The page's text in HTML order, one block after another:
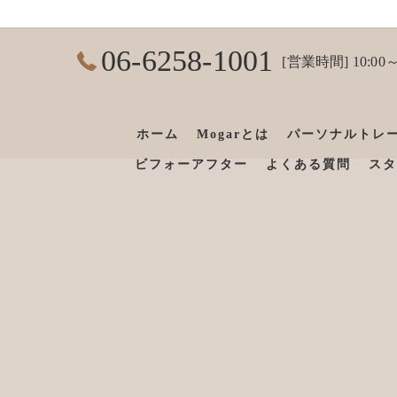
06-6258-1001 [営業時間] 10:00
ホーム Mogarとは パーソナルトレ
ビフォーアフター よくある質問 ス